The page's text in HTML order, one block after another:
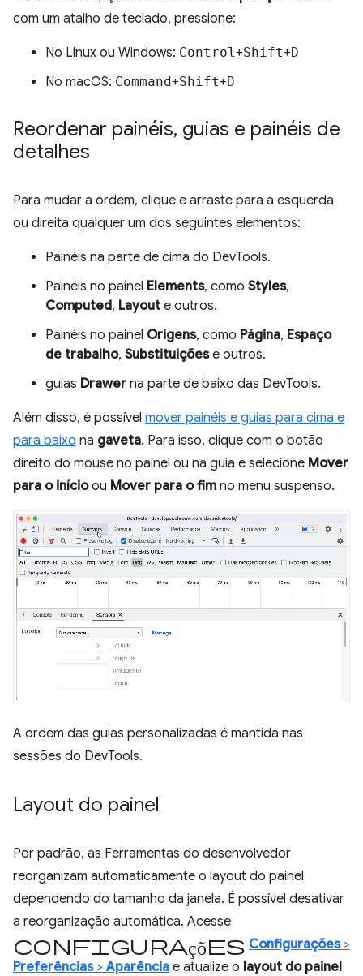
com um atalho de teclado, pressione:
No Linux ou Windows: Control+Shift+D
No macOS: Command+Shift+D
Reordenar painéis, guias e painéis de
detalhes
Para mudar a ordem, clique e arraste para a esquerda
ou direita qualquer um dos seguintes elementos:
Painéis na parte de cima do DevTools.
Painéis no painel Elements, como Styles,
Computed, Layout e outros.
Painéis no painel Origens, como Página, Espaço
de trabalho, Substituiçõese outros.
guias Drawer na parte de baixo das DevTools.
Além disso, é possível mover painéis e guias para cima e
para baixo na gaveta. Para isso, clique com o botão
direito do mouse no painel ou na guia e selecione Mover
para o inícioou Mover para o fim no menu suspenso.
A ordem das guias personalizadas é mantida nas
sessões do DevTools.
Layout do painel
Por padrão, as Ferramentas do desenvolvedor
reorganizam automaticamente o layout do painel
dependendo do tamanho da janela. É possível desativar
a reorganização automática. Acesse
Configurações Configurações>
Preferências>Aparência e atualize o layout do painel